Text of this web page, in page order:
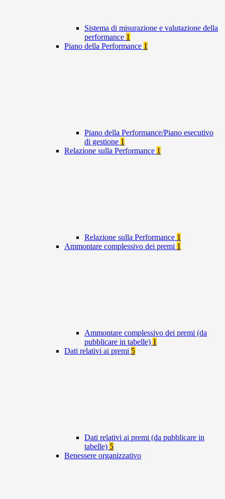
Sistema di misurazione e valutazione della
performance 1
Piano della Performance 1
Piano della Performance/Piano esecutivo
di gestione 1
Relazione sulla Performance 1
Relazione sulla Performance 1
Ammontare complessivo dei premi 1
Ammontare complessivo dei premi (da
pubblicare in tabelle) 1
Dati relativi ai premi 5
Dati relativi ai premi (da pubblicare in
tabelle) 5
Benessere organizzativo